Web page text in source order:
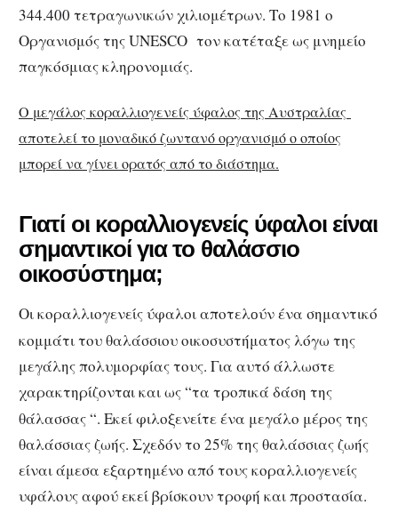
344.400 τετραγωνικών χιλιομέτρων. Το 1981 ο
Οργανισμός της UNESCO τον κατέταξε ως μνημείο
παγκόσμιας κληρονομιάς.
Ο μεγάλος κοραλλιογενείς ύφαλος της Αυστραλίας
αποτελεί το μοναδικό ζωντανό οργανισμό ο οποίος
μπορεί να γίνει ορατός από το διάστημα.
Γιατί οι κοραλλιογενείς ύφαλοι είναι
σημαντικοί για το θαλάσσιο
οικοσύστημα;
Οι κοραλλιογενείς ύφαλοι αποτελούν ένα σημαντικό
κομμάτι του θαλάσσιου οικοσυστήματος λόγω της
μεγάλης πολυμορφίας τους. Για αυτό άλλωστε
χαρακτηρίζονται και ως “τα τροπικά δάση της
θάλασσας “. Εκεί φιλοξενείτε ένα μεγάλο μέρος της
θαλάσσιας ζωής. Σχεδόν το 25% της θαλάσσιας ζωής
είναι άμεσα εξαρτημένο από τους κοραλλιογενείς
υφάλους αφού εκεί βρίσκουν τροφή και προστασία.